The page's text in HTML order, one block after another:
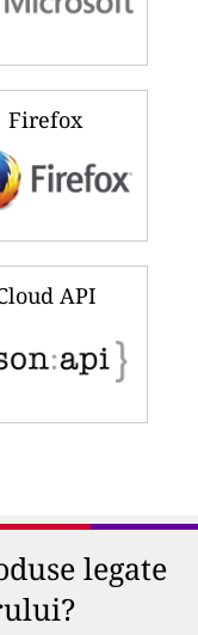
Firefox
API
legate